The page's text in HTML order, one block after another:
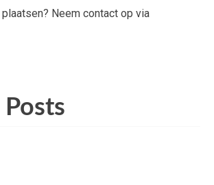
Neem contact op via
Posts